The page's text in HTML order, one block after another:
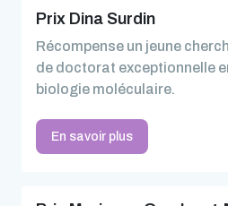
Prix Dina Surdin
Récompense un jeune
de doctorat exceptionnelle
biologie moléculaire.
En savoir plus